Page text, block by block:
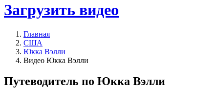
Загрузить видео
Главная
США
Юкка Вэлли
Видео Юкка Вэлли
Путеводитель по Юкка Вэлли